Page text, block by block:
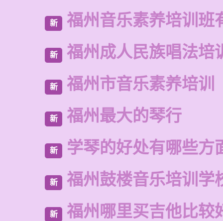
新 福州音乐素养培训班
新 福州成人民族唱法培
新 福州市音乐素养培训
新 福州最大的琴行
新 学琴的好处有哪些方
新 福州鼓楼音乐培训学
新 福州哪里买吉他比较